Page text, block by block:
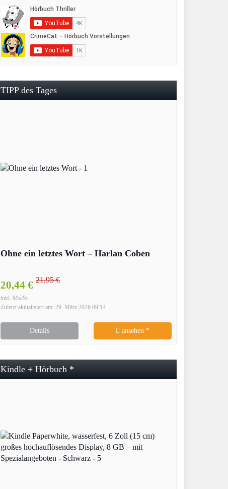
TIPP des Tages
Ohne ein letztes Wort – Harlan Coben
20,44 € 21,95 €
inkl. MwSt.
Zuletzt aktualisiert am: 29. März 2026 09:14
Details ansehen *
Kindle + Hörbuch *